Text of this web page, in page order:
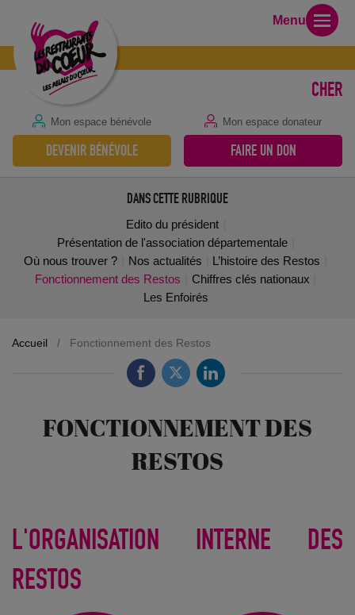
CHER
Mon espace bénévole Mon espace donateur
DEVENIR BÉNÉVOLE FAIRE UN DON
Menu
DANS CETTE RUBRIQUE
Edito du président
Présentation de l'association départementale
Où nous trouver ?
Nos actualités
L’histoire des Restos
Fonctionnement des Restos
Chiffres clés nationaux
Les Enfoirés
Accueil / Fonctionnement des Restos
FONCTIONNEMENT DES
RESTOS
L'ORGANISATION INTERNE DES
RESTOS